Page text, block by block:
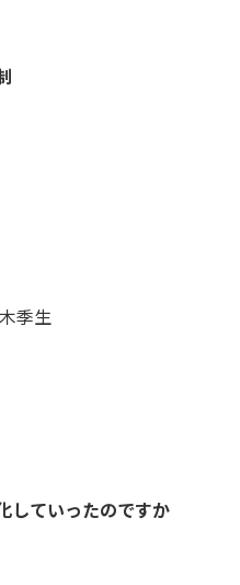
季生
していったのですか